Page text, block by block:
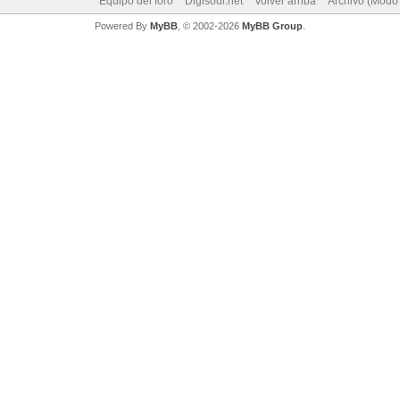
Powered By MyBB, © 2002-2026 MyBB Group.